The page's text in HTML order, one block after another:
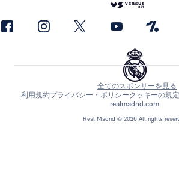
Real Madrid © 2026 All rights
全てのスポンサーを見る
利用規約プライバシー・ポリシークッキーの規定
realmadrid.com